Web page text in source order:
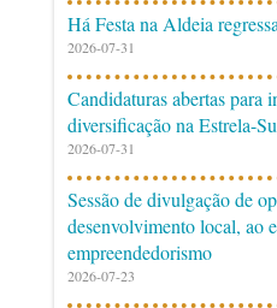
Há Festa na Aldeia
2026-07-31
Candidaturas abertas para
diversificação na Estrela-
2026-07-31
Sessão de divulgação de
desenvolvimento local, ao
empreendedorismo
2026-07-23